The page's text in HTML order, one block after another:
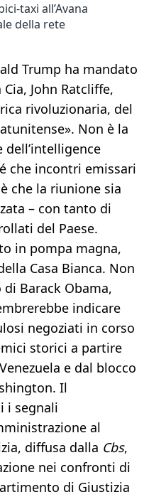
taxi all’Avana
della rete
Trump ha mandato
John Ratcliffe,
rivoluzionaria, del
Non è la
che incontri emissari
che la riunione sia
– con tanto di
del Paese.
in pompa magna,
Casa Bianca. Non
Barack Obama,
indicare
negoziati in corso
storici a partire
e dal blocco
Il
i segnali
al
diffusa dalla Cbs,
nei confronti di
di Giustizia